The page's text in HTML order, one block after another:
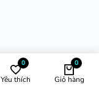
0
Yêu thích
0
Giỏ hàng